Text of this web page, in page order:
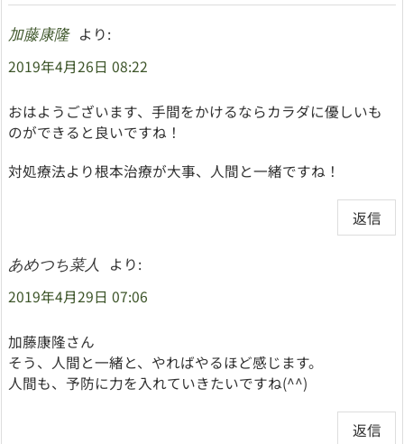
加藤康隆
より:
2019年4月26日 08:22
おはようございます、手間をかけるならカラダに優しいも
のができると良いですね！
対処療法より根本治療が大事、人間と一緒ですね！
返信
あめつち菜人
より:
2019年4月29日 07:06
加藤康隆さん
そう、人間と一緒と、やればやるほど感じます。
人間も、予防に力を入れていきたいですね(^^)
返信